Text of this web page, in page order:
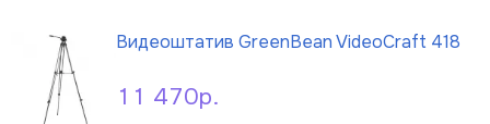
11 470р.
Видеоштатив GreenBean VideoCraft 418